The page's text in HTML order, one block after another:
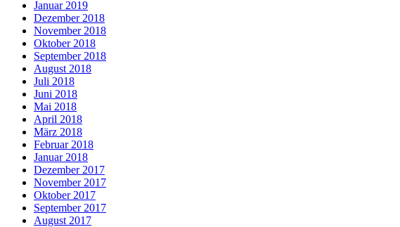
Januar 2019
Dezember 2018
November 2018
Oktober 2018
September 2018
August 2018
Juli 2018
Juni 2018
Mai 2018
April 2018
März 2018
Februar 2018
Januar 2018
Dezember 2017
November 2017
Oktober 2017
September 2017
August 2017